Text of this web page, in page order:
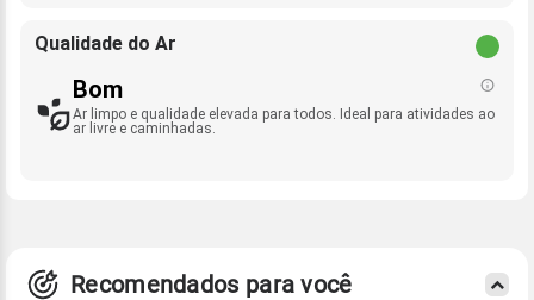
Qualidade do Ar
Bom
Ar limpo e qualidade elevada para todos. Ideal para atividades ao
ar livre e caminhadas.
Recomendados para você